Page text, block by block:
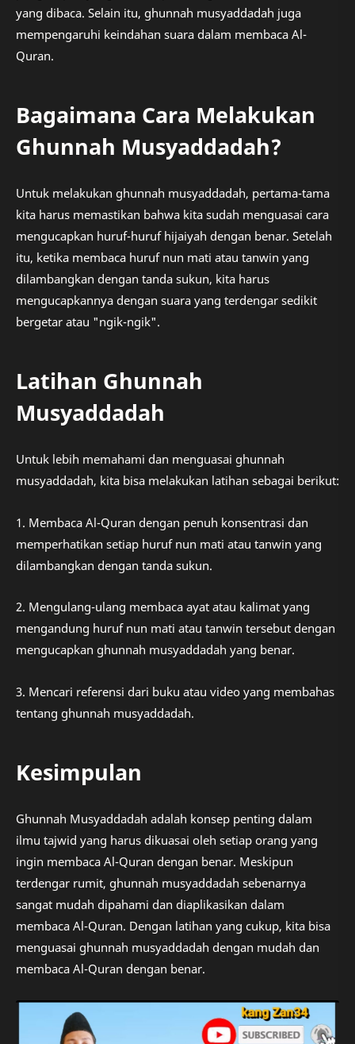
yang dibaca. Selain itu, ghunnah musyaddadah juga
mempengaruhi keindahan suara dalam membaca Al-
Quran.
Bagaimana Cara Melakukan
Ghunnah Musyaddadah?
Untuk melakukan ghunnah musyaddadah, pertama-tama
kita harus memastikan bahwa kita sudah menguasai cara
mengucapkan huruf-huruf hijaiyah dengan benar. Setelah
itu, ketika membaca huruf nun mati atau tanwin yang
dilambangkan dengan tanda sukun, kita harus
mengucapkannya dengan suara yang terdengar sedikit
bergetar atau "ngik-ngik".
Latihan Ghunnah
Musyaddadah
Untuk lebih memahami dan menguasai ghunnah
musyaddadah, kita bisa melakukan latihan sebagai berikut:
1. Membaca Al-Quran dengan penuh konsentrasi dan
memperhatikan setiap huruf nun mati atau tanwin yang
dilambangkan dengan tanda sukun.
2. Mengulang-ulang membaca ayat atau kalimat yang
mengandung huruf nun mati atau tanwin tersebut dengan
mengucapkan ghunnah musyaddadah yang benar.
3. Mencari referensi dari buku atau video yang membahas
tentang ghunnah musyaddadah.
Kesimpulan
Ghunnah Musyaddadah adalah konsep penting dalam
ilmu tajwid yang harus dikuasai oleh setiap orang yang
ingin membaca Al-Quran dengan benar. Meskipun
terdengar rumit, ghunnah musyaddadah sebenarnya
sangat mudah dipahami dan diaplikasikan dalam
membaca Al-Quran. Dengan latihan yang cukup, kita bisa
menguasai ghunnah musyaddadah dengan mudah dan
membaca Al-Quran dengan benar.